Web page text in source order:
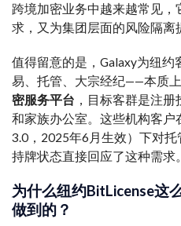
跨境加密业务中越来越常见，
求，又为集团层面的风险隔离
值得留意的是，Galaxy为纽
易、托管、大宗经纪——本质
密服务平台 ，目标客群是注
和家族办公室。这些机构客户
3.0，2025年6月生效）下对
持牌状态直接回应了这种需求。
为什么纽约BitLicense这
做到的？